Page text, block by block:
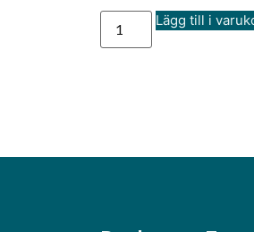
Lägg till i